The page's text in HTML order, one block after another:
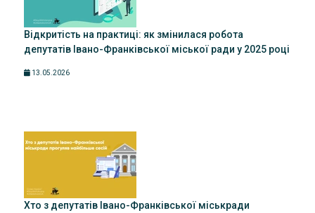
Відкритість на практиці: як змінилася робота
депутатів Івано-Франківської міської ради у 2025 році
13.05.2026
Хто з депутатів Івано-Франківської міськради